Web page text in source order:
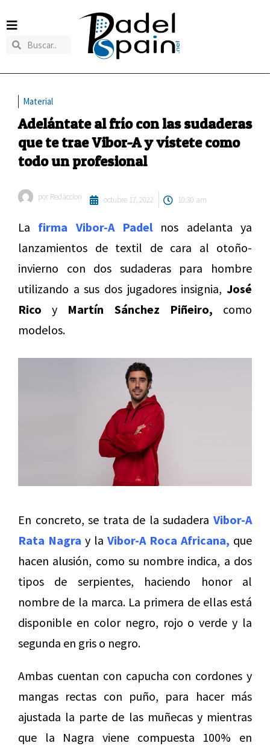
Material
Adelántate al frío con las sudaderas
que te trae Vibor-A y vístete como
todo un profesional
por Redaccion octubre 17, 2022 10:30 am
La firma Vibor-A Padelnos adelanta ya
lanzamientos de textil de cara al otoño-
invierno con dos sudaderas para hombre
utilizando a sus dos jugadores insignia, José
Rico y Martín Sánchez Piñeiro, como
modelos.
En concreto, se trata de la sudadera Vibor-A
Rata Nagra y la Vibor-A Roca Africana, que
hacen alusión, como su nombre indica, a dos
tipos de serpientes, haciendo honor al
nombre de la marca. La primera de ellas está
disponible en color negro, rojo o verde y la
segunda en gris o negro.
Ambas cuentan con capucha con cordones y
mangas rectas con puño, para hacer más
ajustada la parte de las muñecas y mientras
que la Nagra viene compuesta 100% en